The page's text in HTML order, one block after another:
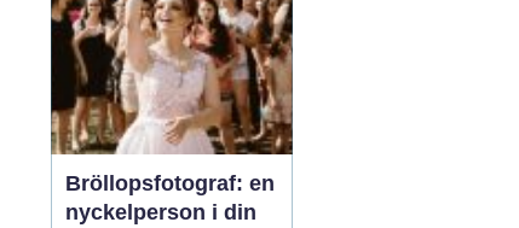
Bröllopsfotograf: en
nyckelperson i din